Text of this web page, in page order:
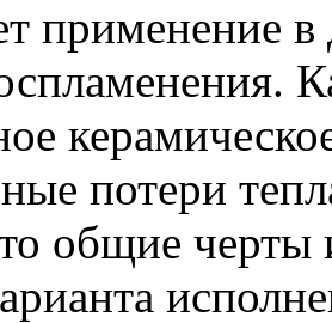
применение
потери
общие черты